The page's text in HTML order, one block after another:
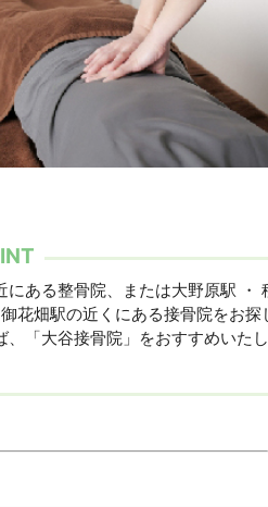
にある整骨院、または大野原駅 ・
花畑駅の近くにある接骨院をお探
、「大谷接骨院」をおすすめいた